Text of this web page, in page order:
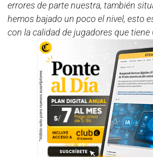
errores de parte nuestra, también
hemos bajado un poco el nivel, esto
con la calidad de jugadores que tiene